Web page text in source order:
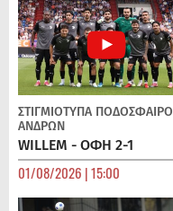
ΣΤΙΓΜΙΟΤΥΠΑ ΠΟΔΌΣΦΑΙΡΟ
ΑΝΔΡΏΝ
WILLEM - ΟΦΗ 2-1
01/08/2026 | 15:00